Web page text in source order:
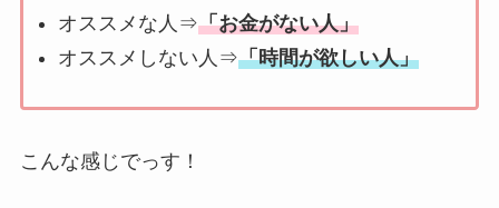
オススメな人⇒「お金がない人」
オススメしない人⇒「時間が欲しい人」
こんな感じでっす！